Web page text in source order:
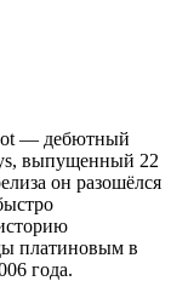
— дебютный
выпущенный 22
он разошёлся
платиновым в
года.